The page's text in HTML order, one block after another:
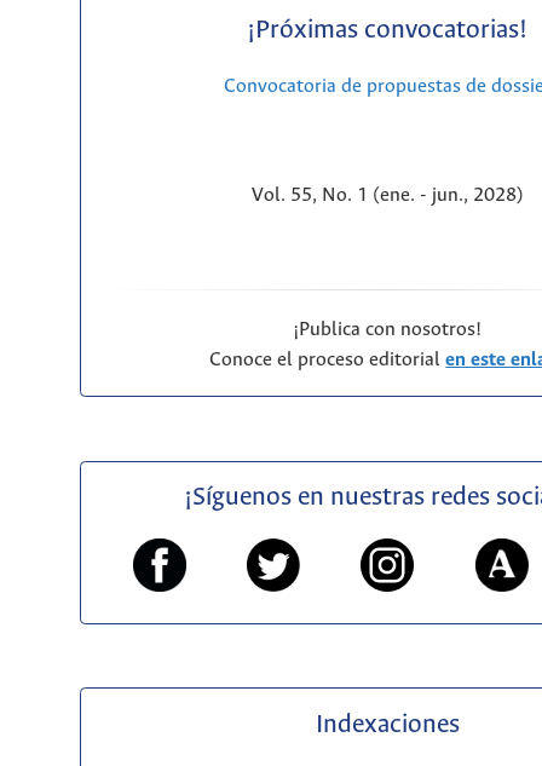
¡Próximas convocatorias!
Convocatoria de propuestas de
Vol. 55, No. 1 (ene. - jun., 2028)
¡Publica con nosotros!
Conoce el proceso editorialen este
¡Síguenos en nuestras redes
Indexaciones